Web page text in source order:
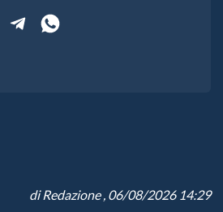
diRedazione, 06/08/2026 14:29